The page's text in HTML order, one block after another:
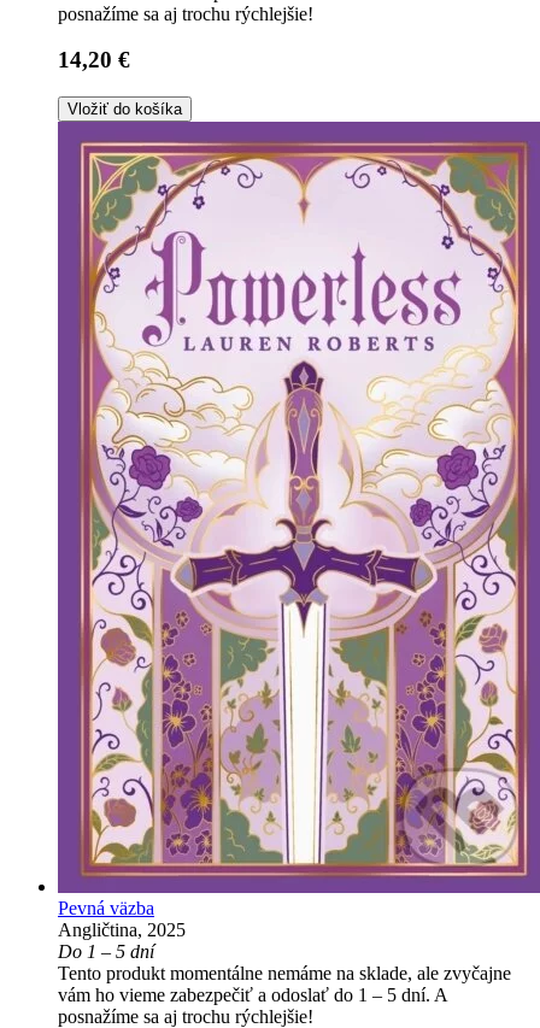
posnažíme sa aj trochu rýchlejšie!
14,20 €
Vložiť do košíka
Pevná väzba
Angličtina, 2025
Do 1 – 5 dní
Tento produkt momentálne nemáme na sklade, ale zvyčajne
vám ho vieme zabezpečiť a odoslať do 1 – 5 dní. A
posnažíme sa aj trochu rýchlejšie!